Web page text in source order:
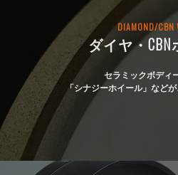
DIAMOND/CBN
ダイヤ・
セラミックボディ
「シナジーホイール」などが